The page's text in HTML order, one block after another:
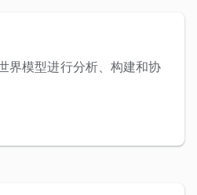
界模型进行分析、构建和协